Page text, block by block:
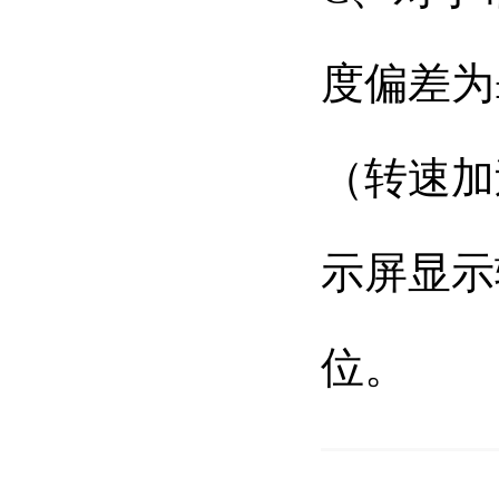
度偏差
（转速
示屏显
位。